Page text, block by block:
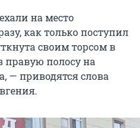
на место
как только поступил
своим торсом в
правую полосу на
— приводятся слова